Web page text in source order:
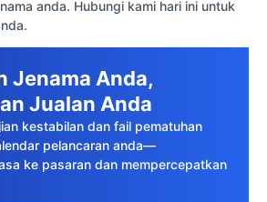
anda. Hubungi kami hari ini untuk
Jenama Anda,
Jualan Anda
kestabilan dan fail pematuhan
pelancaran anda—
ke pasaran dan mempercepatkan